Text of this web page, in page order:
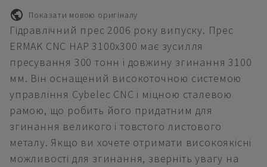
Показати мовою оригіналу
Гідравлічний прес 2006 року випуску. Прес
ERMAK CNC HAP 3100x300 має зусилля
пресування 300 тонн і довжину згинання 3100
мм. Він оснащений високоточною системою
управління Cybelec CNC і міцною сталевою
рамою, що робить його придатним для
згинання великого і товстого листового
металу. Якщо ви хочете отримати високоякісні
можливості для згинання, зверніть увагу на